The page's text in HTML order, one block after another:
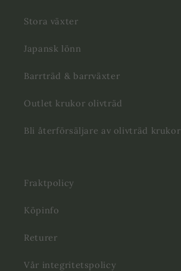
Stora växter
Japansk lönn
Barrträd & barrväxter
Outlet krukor olivträd
Bli återförsäljare av olivträd krukor
Fraktpolicy
Köpinfo
Returer
Vår integritetspolicy